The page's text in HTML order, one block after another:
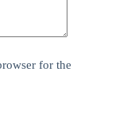
for the